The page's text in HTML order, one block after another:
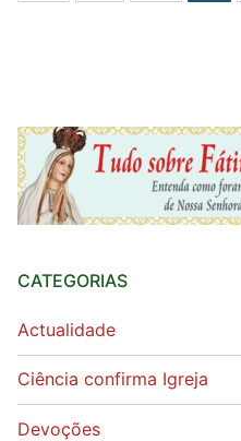
CATEGORIAS
Actualidade
Ciência confirma Igreja
Devoções